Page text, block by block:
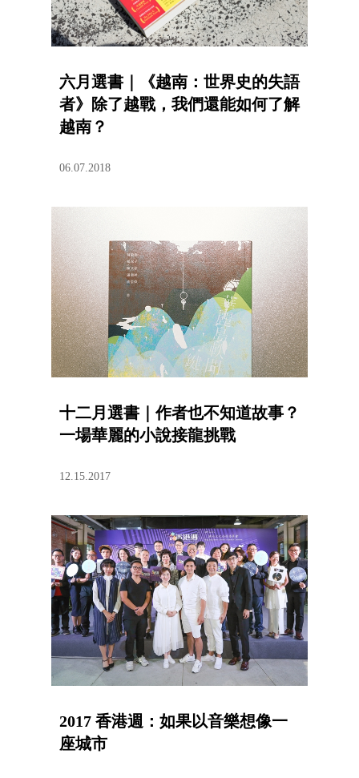
六月選書｜《越南：世界史的失語
者》除了越戰，我們還能如何了解
越南？
06.07.2018
十二月選書｜作者也不知道故事？
一場華麗的小說接龍挑戰
12.15.2017
2017 香港週：如果以音樂想像一
座城市